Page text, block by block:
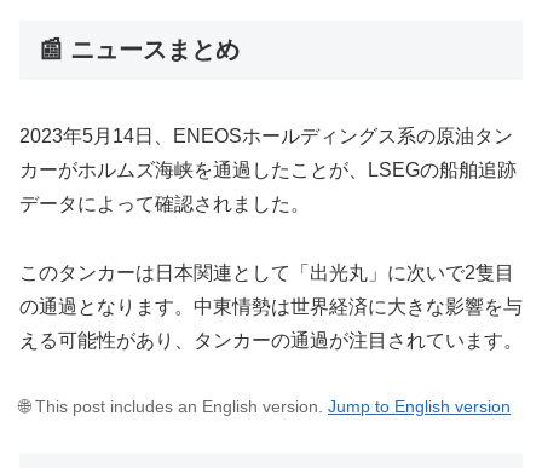
📰 ニュースまとめ
2023年5月14日、ENEOSホールディングス系の原油タン
カーがホルムズ海峡を通過したことが、LSEGの船舶追跡
データによって確認されました。
このタンカーは日本関連として「出光丸」に次いで2隻目
の通過となります。中東情勢は世界経済に大きな影響を与
える可能性があり、タンカーの通過が注目されています。
🌐 This post includes an English version. Jump to English version